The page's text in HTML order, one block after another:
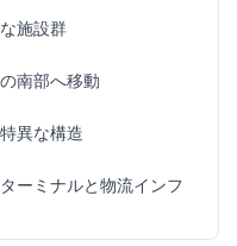
施設群
南部へ移動
異な構造
ーミナルと物流インフ